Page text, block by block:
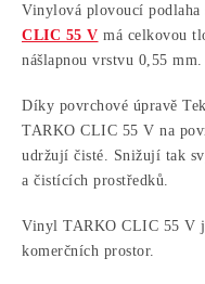
Vinylová plovoucí podlaha
CLIC 55 V má celkovou
nášlapnou vrstvu 0,55 mm.
Díky povrchové úpravě
TARKO CLIC 55 V na
udržují čisté. Snižují tak
a čistících prostředků.
Vinyl TARKO CLIC 55 V
komerčních prostor.